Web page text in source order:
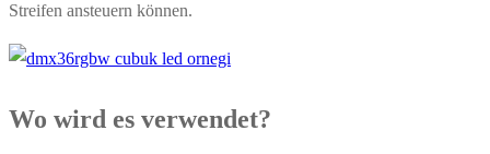
Streifen ansteuern können.
Wo wird es verwendet?